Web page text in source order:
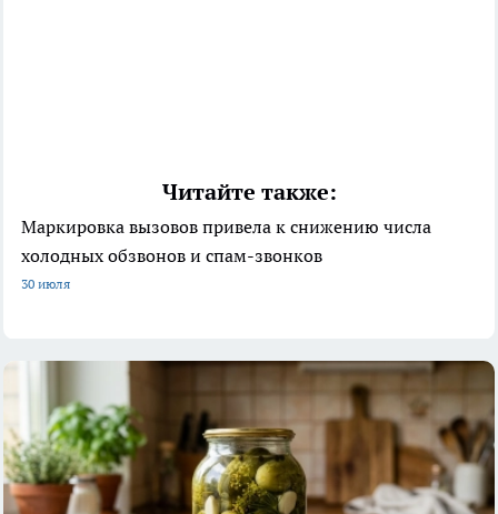
Читайте также:
Маркировка вызовов привела к снижению числа
холодных обзвонов и спам-звонков
30 июля